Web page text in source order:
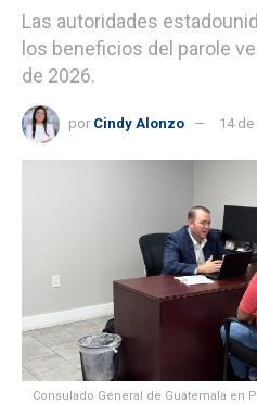
Las autoridades
los beneficios del parole
de 2026.
por Cindy Alonzo 14
Consulado General de Guatemala en